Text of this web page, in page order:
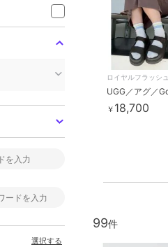
選択する
ロイヤルフラッシュ
￥ 18,700
99